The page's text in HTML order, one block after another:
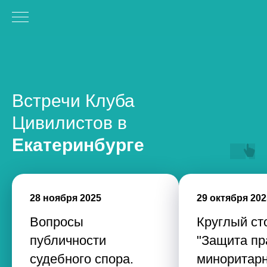
Встречи Клуба
Цивилистов в
Екатеринбурге
28 ноября 2025
Вопросы
публичности
судебного спора.
29 октября
Круглый
"Защита